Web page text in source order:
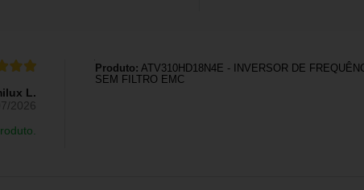
L.
2026
Produto: ATV310HD18N4E - INVERSOR DE
SEM FILTRO EMC